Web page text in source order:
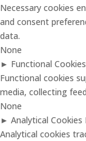
Necessary cookies
and consent
data.
None
► Functional Cookies
Functional cookies
media, collecting
None
► Analytical Cookies
Analytical cookies